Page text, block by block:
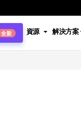
全新 資源 解決方案